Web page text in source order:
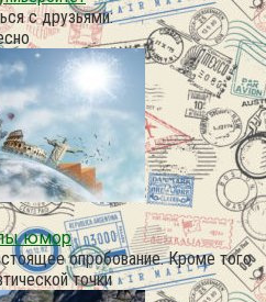
с друзьями:
юмор
опробование. Кроме того
точки